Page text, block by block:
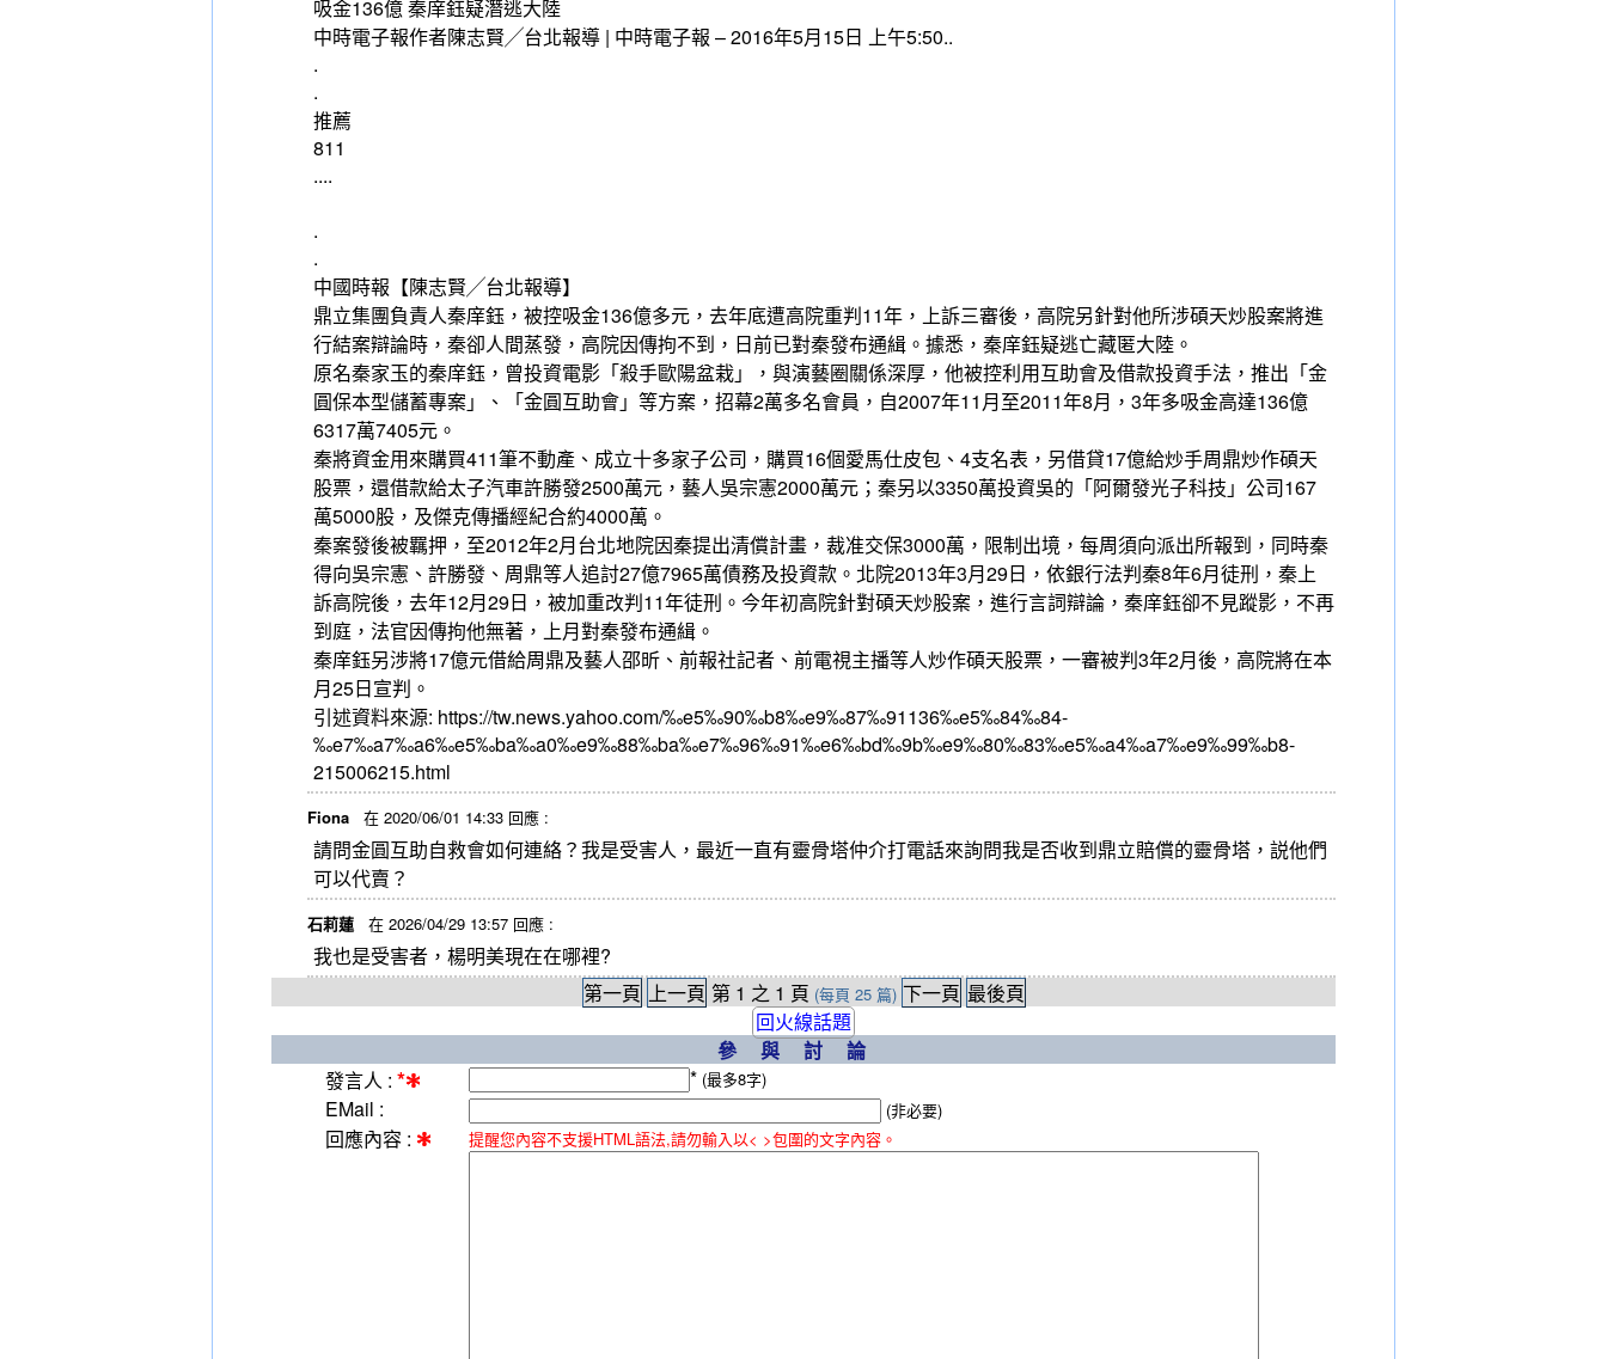
吸金136億 秦庠鈺疑潛逃大陸
中時電子報作者陳志賢╱台北報導 | 中時電子報 – 2016年5月15日 上午5:50..
.
.
推薦
811
....
.
.
中國時報【陳志賢╱台北報導】
鼎立集團負責人秦庠鈺，被控吸金136億多元，去年底遭高院重判11年，上訴三審後，高院另針對他所涉碩天炒股案將進
行結案辯論時，秦卻人間蒸發，高院因傳拘不到，日前已對秦發布通緝。據悉，秦庠鈺疑逃亡藏匿大陸。
原名秦家玉的秦庠鈺，曾投資電影「殺手歐陽盆栽」，與演藝圈關係深厚，他被控利用互助會及借款投資手法，推出「金
圓保本型儲蓄專案」、「金圓互助會」等方案，招幕2萬多名會員，自2007年11月至2011年8月，3年多吸金高達136億
6317萬7405元。
秦將資金用來購買411筆不動產、成立十多家子公司，購買16個愛馬仕皮包、4支名表，另借貸17億給炒手周鼎炒作碩天
股票，還借款給太子汽車許勝發2500萬元，藝人吳宗憲2000萬元；秦另以3350萬投資吳的「阿爾發光子科技」公司167
萬5000股，及傑克傳播經紀合約4000萬。
秦案發後被羈押，至2012年2月台北地院因秦提出清償計畫，裁准交保3000萬，限制出境，每周須向派出所報到，同時秦
得向吳宗憲、許勝發、周鼎等人追討27億7965萬債務及投資款。北院2013年3月29日，依銀行法判秦8年6月徒刑，秦上
訴高院後，去年12月29日，被加重改判11年徒刑。今年初高院針對碩天炒股案，進行言詞辯論，秦庠鈺卻不見蹤影，不再
到庭，法官因傳拘他無著，上月對秦發布通緝。
秦庠鈺另涉將17億元借給周鼎及藝人邵昕、前報社記者、前電視主播等人炒作碩天股票，一審被判3年2月後，高院將在本
月25日宣判。
引述資料來源: https://tw.news.yahoo.com/‰e5‰90‰b8‰e9‰87‰91136‰e5‰84‰84-
‰e7‰a7‰a6‰e5‰ba‰a0‰e9‰88‰ba‰e7‰96‰91‰e6‰bd‰9b‰e9‰80‰83‰e5‰a4‰a7‰e9‰99‰b8-
215006215.html
Fiona 在 2020/06/01 14:33 回應 :
請問金圓互助自救會如何連絡？我是受害人，最近一直有靈骨塔仲介打電話來詢問我是否收到鼎立賠償的靈骨塔，説他們
可以代賣？
石莉蓮 在 2026/04/29 13:57 回應 :
我也是受害者，楊明美現在在哪裡?
第一頁 上一頁 第 1 之 1 頁 (每頁 25篇) 下一頁 最後頁
回火線話題
參與討論
* (最多8字)
發言人 : *
(非必要)
EMail :
提醒您內容不支援HTML語法,請勿輸入以< >包圍的文字內容。
回應內容 :